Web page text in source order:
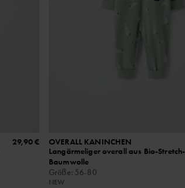
29,90 €
OVERALL KANINCHEN
Langärmeliger overall aus Bio-Stretch-
Baumwolle
Größe: 56-80
NEW